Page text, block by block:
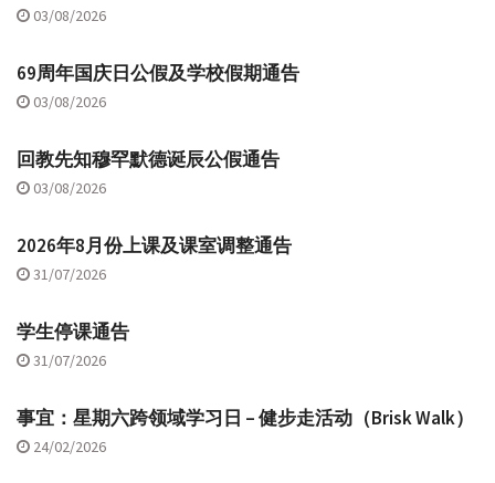
03/08/2026
69周年国庆日公假及学校假期通告
03/08/2026
回教先知穆罕默德诞辰公假通告
03/08/2026
2026年8月份上课及课室调整通告
31/07/2026
学生停课通告
31/07/2026
事宜：星期六跨领域学习日 – 健步走活动（Brisk Walk）
24/02/2026